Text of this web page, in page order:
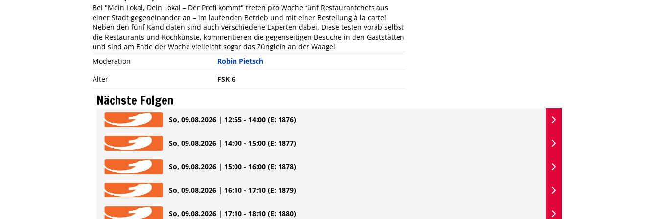
Bei "Mein Lokal, Dein Lokal – Der Profi kommt" treten pro Woche fünf Restaurantchefs aus
einer Stadt gegeneinander an – im laufenden Betrieb und mit einer Bestellung à la carte!
Neben den fünf Kandidaten sind auch verschiedene Experten dabei. Diese testen vorab selbst
die Restaurants und Kochkünste, kommentieren die gegenseitigen Besuche in den Gaststätten
und sind am Ende der Woche vielleicht sogar das Zünglein an der Waage!
Moderation
Robin Pietsch
Alter
FSK 6
Nächste Folgen
So, 09.08.2026 | 12:55 - 14:00 (E: 1876)
So, 09.08.2026 | 14:00 - 15:00 (E: 1877)
So, 09.08.2026 | 15:00 - 16:00 (E: 1878)
So, 09.08.2026 | 16:10 - 17:10 (E: 1879)
So, 09.08.2026 | 17:10 - 18:10 (E: 1880)